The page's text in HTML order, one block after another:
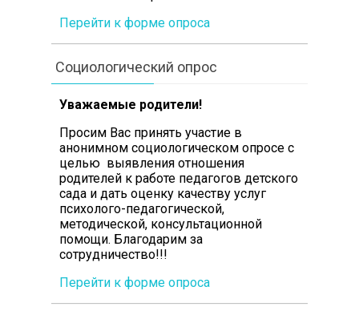
Перейти к форме опроса
Социологический опрос
Уважаемые родители!
Просим Вас принять участие в
анонимном социологическом опросе с
целью выявления отношения
родителей к работе педагогов детского
сада и дать оценку качеству услуг
психолого-педагогической,
методической, консультационной
помощи. Благодарим за
сотрудничество!!!
Перейти к форме опроса